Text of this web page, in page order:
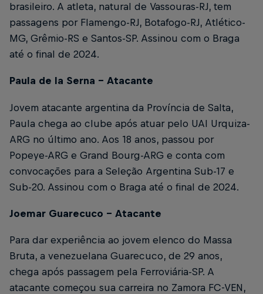
brasileiro. A atleta, natural de Vassouras-RJ, tem
passagens por Flamengo-RJ, Botafogo-RJ, Atlético-
MG, Grêmio-RS e Santos-SP. Assinou com o Braga
até o final de 2024.
Paula de la Serna – Atacante
Jovem atacante argentina da Província de Salta,
Paula chega ao clube após atuar pelo UAI Urquiza-
ARG no último ano. Aos 18 anos, passou por
Popeye-ARG e Grand Bourg-ARG e conta com
convocações para a Seleção Argentina Sub-17 e
Sub-20. Assinou com o Braga até o final de 2024.
Joemar Guarecuco – Atacante
Para dar experiência ao jovem elenco do Massa
Bruta, a venezuelana Guarecuco, de 29 anos,
chega após passagem pela Ferroviária-SP. A
atacante começou sua carreira no Zamora FC-VEN,